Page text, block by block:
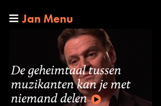
Jan Menu
De geheimtaal tussen
muzikanten kan je met
niemand delen